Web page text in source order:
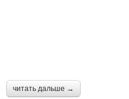
читать дальше →